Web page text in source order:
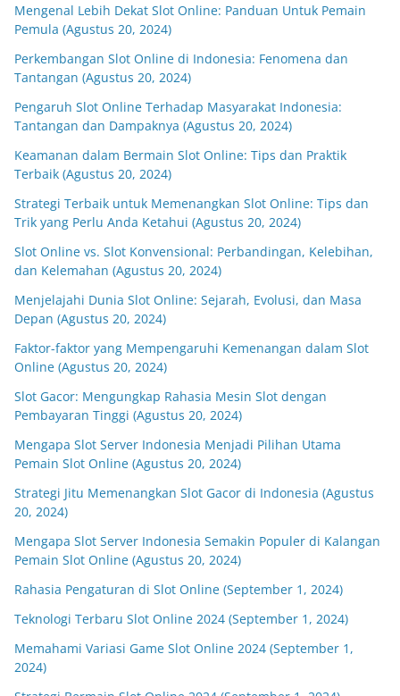
Mengenal Lebih Dekat Slot Online: Panduan Untuk Pemain
Pemula (Agustus 20, 2024)
Perkembangan Slot Online di Indonesia: Fenomena dan
Tantangan (Agustus 20, 2024)
Pengaruh Slot Online Terhadap Masyarakat Indonesia:
Tantangan dan Dampaknya (Agustus 20, 2024)
Keamanan dalam Bermain Slot Online: Tips dan Praktik
Terbaik (Agustus 20, 2024)
Strategi Terbaik untuk Memenangkan Slot Online: Tips dan
Trik yang Perlu Anda Ketahui (Agustus 20, 2024)
Slot Online vs. Slot Konvensional: Perbandingan, Kelebihan,
dan Kelemahan (Agustus 20, 2024)
Menjelajahi Dunia Slot Online: Sejarah, Evolusi, dan Masa
Depan (Agustus 20, 2024)
Faktor-faktor yang Mempengaruhi Kemenangan dalam Slot
Online (Agustus 20, 2024)
Slot Gacor: Mengungkap Rahasia Mesin Slot dengan
Pembayaran Tinggi (Agustus 20, 2024)
Mengapa Slot Server Indonesia Menjadi Pilihan Utama
Pemain Slot Online (Agustus 20, 2024)
Strategi Jitu Memenangkan Slot Gacor di Indonesia (Agustus
20, 2024)
Mengapa Slot Server Indonesia Semakin Populer di Kalangan
Pemain Slot Online (Agustus 20, 2024)
Rahasia Pengaturan di Slot Online (September 1, 2024)
Teknologi Terbaru Slot Online 2024 (September 1, 2024)
Memahami Variasi Game Slot Online 2024 (September 1,
2024)